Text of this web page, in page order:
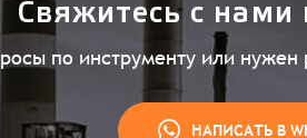
Свяжитесь с нами
по инструменту или нужен
НАПИСАТЬ В